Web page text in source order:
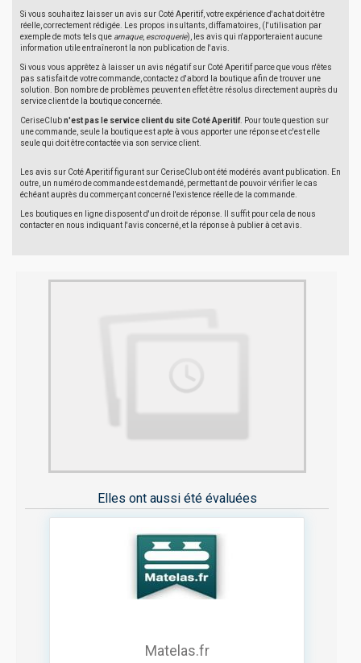
Si vous souhaitez laisser un avis sur Coté Aperitif, votre expérience d'achat doit être
réelle, correctement rédigée. Les propos insultants, diffamatoires, (l'utilisation par
exemple de mots tels que arnaque, escroquerie), les avis qui n'apporteraient aucune
information utile entraîneront la non publication de l'avis.
Si vous vous apprêtez à laisser un avis négatif sur Coté Aperitif parce que vous n'êtes
pas satisfait de votre commande, contactez d'abord la boutique afin de trouver une
solution. Bon nombre de problèmes peuvent en effet être résolus directement auprès du
service client de la boutique concernée.
CeriseClubn'est pas le service client du site Coté Aperitif. Pour toute question sur
une commande, seule la boutique est apte à vous apporter une réponse et c'est elle
seule qui doit être contactée via son service client.
Les avis sur Coté Aperitif figurant sur CeriseClub ont été modérés avant publication. En
outre, un numéro de commande est demandé, permettant de pouvoir vérifier le cas
échéant auprès du commerçant concerné l'existence réelle de la commande.
Les boutiques en ligne disposent d'un droit de réponse. Il suffit pour cela de nous
contacter en nous indiquant l'avis concerné, et la réponse à publier à cet avis.
Elles ont aussi été évaluées
Matelas.fr